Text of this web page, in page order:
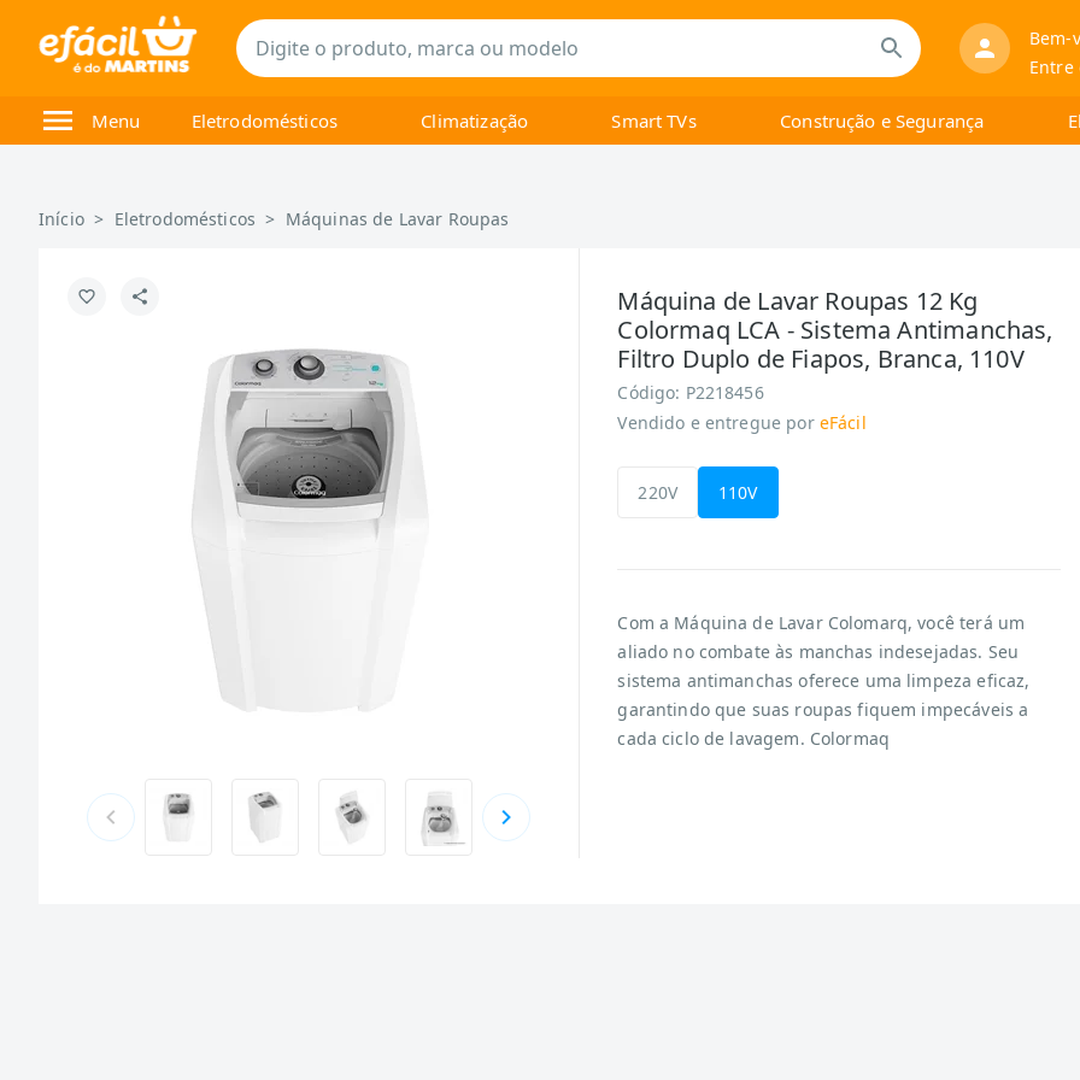
Bem-
Entre
Menu Eletrodomésticos Climatização Smart TVs Construção e Segurança
Início > Eletrodomésticos > Máquinas de Lavar Roupas
Máquina de Lavar Roupas 12 Kg
Colormaq LCA - Sistema Antimanchas,
Filtro Duplo de Fiapos, Branca, 110V
Código: P2218456
Vendido e entregue por eFácil
220V 110V
Com a Máquina de Lavar Colomarq, você terá um
aliado no combate às manchas indesejadas. Seu
sistema antimanchas oferece uma limpeza eficaz,
garantindo que suas roupas fiquem impecáveis a
cada ciclo de lavagem. Colormaq